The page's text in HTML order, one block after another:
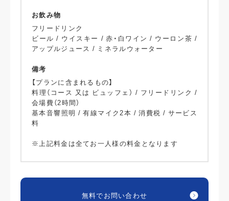
お飲み物
フリードリンク
ビール / ウイスキー / 赤・白ワイン / ウーロン茶 /
アップルジュース / ミネラルウォーター
備考
【プランに含まれるもの】
料理（コース 又は ビュッフェ） / フリードリンク /
会場費（2時間）
基本音響照明 / 有線マイク2本 / 消費税 / サービス
料
※上記料金は全てお一人様の料金となります
無料でお問い合わせ